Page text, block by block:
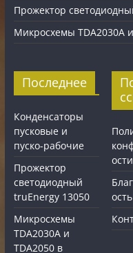
Прожектор
Микросхемы TDA2030A
Последнее
Конденсаторы
пусковые и
пуско-рабочие
Прожектор
светодиодный
truEnergy 13050
Микросхемы
TDA2030A и
TDA2050 в
ости
ость